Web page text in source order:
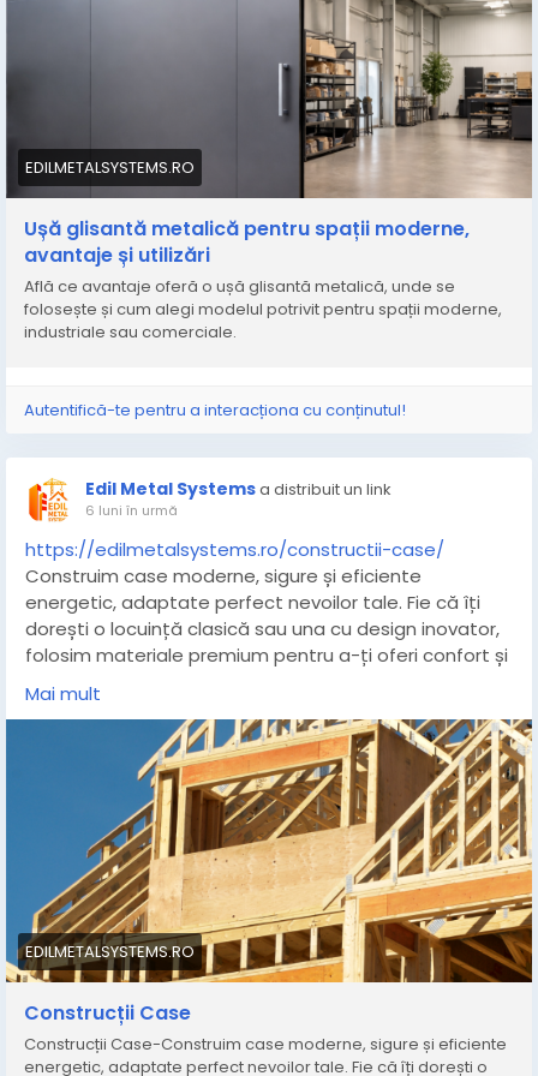
https://edilmetalsystems.ro/constructii-porti-si-
De ce să pierdem metri pătrați prețioși cu uși batante
clasice, când putem alege o soluție mult mai
inteligentă? În acest context, ușile glisante metalice
au devenit alegerea numărul unu pentru cei care pun
preț pe organizare și stil.
https://edilmetalsystems.ro/usa-glisanta-metalica-
spatii-moderne/
EDILMETALSYSTEMS.RO
Ușă glisantă metalică pentru spații moderne,
avantaje și utilizări
Află ce avantaje oferă o ușă glisantă metalică, unde se
folosește și cum alegi modelul potrivit pentru spații moderne,
industriale sau comerciale.
Autentifică-te pentru a interacționa cu conținutul!
Edil Metal Systemsa distribuit un link
6 luni în urmă
https://edilmetalsystems.ro/constructii-case/
Construim case moderne, sigure și eficiente
energetic, adaptate perfect nevoilor tale. Fie că îți
dorești o locuință clasică sau una cu design inovator,
folosim materiale premium pentru a-ți oferi confort și
durabilitate.
Mai mult
EDILMETALSYSTEMS.RO
Construcții Case
Construcții Case-Construim case moderne, sigure și eficiente
energetic, adaptate perfect nevoilor tale. Fie că îți dorești o